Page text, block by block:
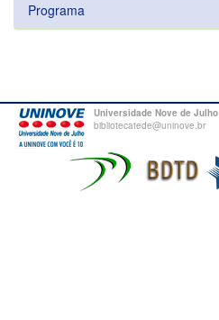
Programa
Universidade Nove de Julho
bibliotecatede@uninove.br